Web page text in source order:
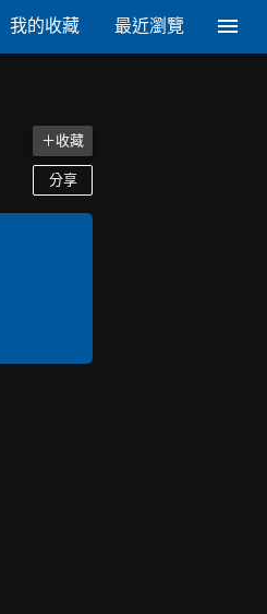
我的收藏 最近瀏覽
＋收藏
分享